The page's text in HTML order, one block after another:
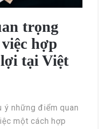
trọng
hợp
tại Việt
ý những điểm quan
một cách hợp